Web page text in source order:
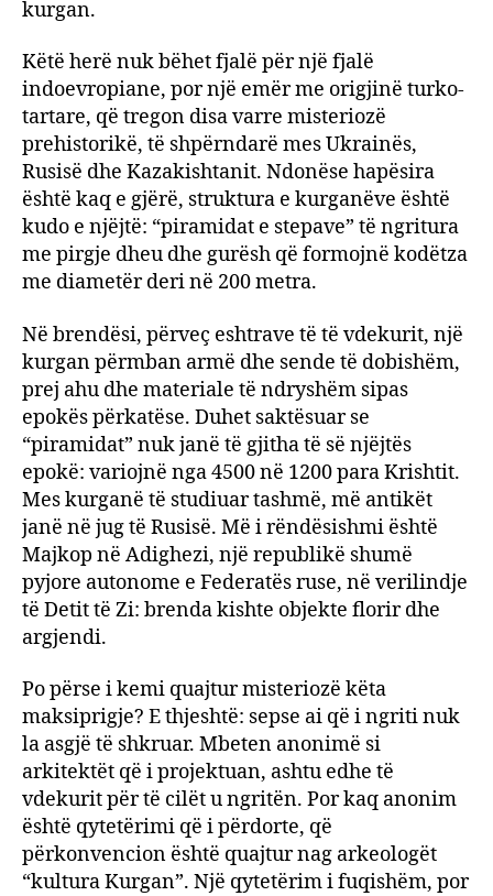
kurgan.
Këtë herë nuk bëhet fjalë për një fjalë
indoevropiane, por një emër me origjinë turko-
tartare, që tregon disa varre misteriozë
prehistorikë, të shpërndarë mes Ukrainës,
Rusisë dhe Kazakishtanit. Ndonëse hapësira
është kaq e gjërë, struktura e kurganëve është
kudo e njëjtë: “piramidat e stepave” të ngritura
me pirgje dheu dhe gurësh që formojnë kodëtza
me diametër deri në 200 metra.
Në brendësi, përveç eshtrave të të vdekurit, një
kurgan përmban armë dhe sende të dobishëm,
prej ahu dhe materiale të ndryshëm sipas
epokës përkatëse. Duhet saktësuar se
“piramidat” nuk janë të gjitha të së njëjtës
epokë: variojnë nga 4500 në 1200 para Krishtit.
Mes kurganë të studiuar tashmë, më antikët
janë në jug të Rusisë. Më i rëndësishmi është
Majkop në Adighezi, një republikë shumë
pyjore autonome e Federatës ruse, në verilindje
të Detit të Zi: brenda kishte objekte florir dhe
argjendi.
Po përse i kemi quajtur misteriozë këta
maksiprigje? E thjeshtë: sepse ai që i ngriti nuk
la asgjë të shkruar. Mbeten anonimë si
arkitektët që i projektuan, ashtu edhe të
vdekurit për të cilët u ngritën. Por kaq anonim
është qytetërimi që i përdorte, që
përkonvencion është quajtur nag arkeologët
“kultura Kurgan”. Një qytetërim i fuqishëm, por